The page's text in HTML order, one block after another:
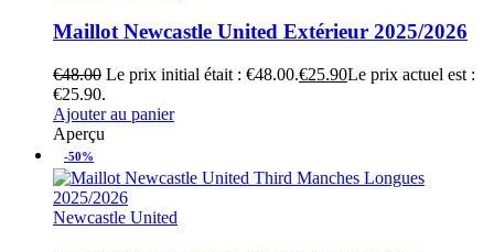
Maillot Newcastle United Extérieur 2025/2026
€48.00 Le prix initial était : €48.00.€25.90Le prix actuel est :
€25.90.
Ajouter au panier
Aperçu
-50%
Newcastle United